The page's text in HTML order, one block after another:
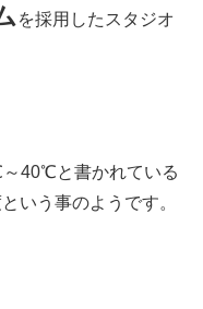
を採用したスタジオ
40℃と書かれている
いう事のようです。